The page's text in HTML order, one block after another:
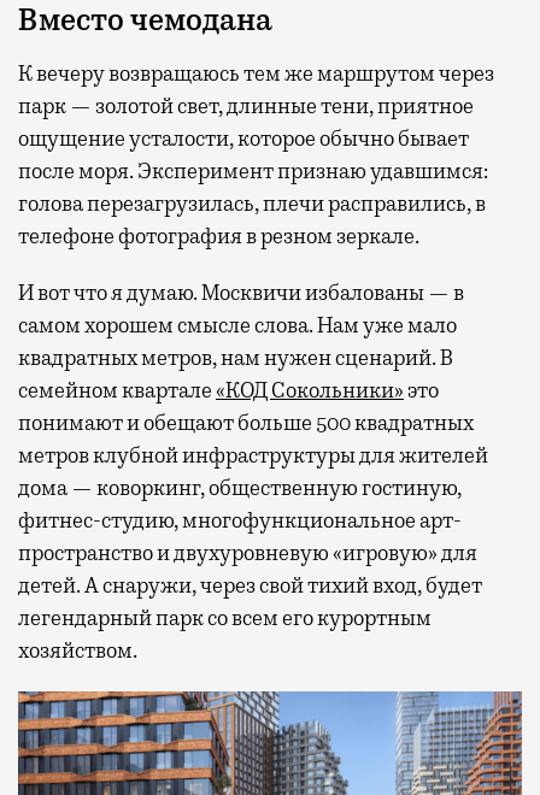
Вместо чемодана
К вечеру возвращаюсь тем же маршрутом через
парк — золотой свет, длинные тени, приятное
ощущение усталости, которое обычно бывает
после моря. Эксперимент признаю удавшимся:
голова перезагрузилась, плечи расправились, в
телефоне фотография в резном зеркале.
И вот что я думаю. Москвичи избалованы — в
самом хорошем смысле слова. Нам уже мало
квадратных метров, нам нужен сценарий. В
семейном квартале«КОД Сокольники»это
понимают и обещают больше 500 квадратных
метров клубной инфраструктуры для жителей
дома — коворкинг, общественную гостиную,
фитнес-студию, многофункциональное арт-
пространство и двухуровневую «игровую» для
детей. А снаружи, через свой тихий вход, будет
легендарный парк со всем его курортным
хозяйством.